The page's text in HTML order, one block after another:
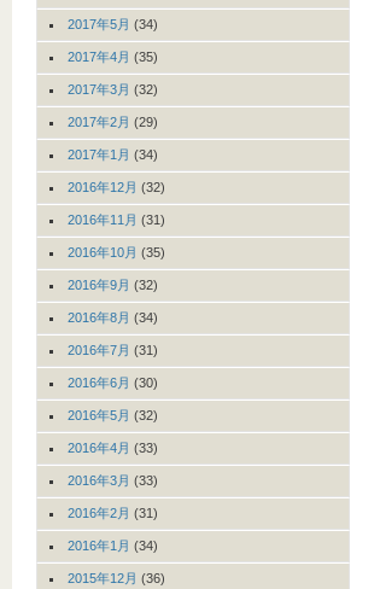
2017年5月 (34)
2017年4月 (35)
2017年3月 (32)
2017年2月 (29)
2017年1月 (34)
2016年12月 (32)
2016年11月 (31)
2016年10月 (35)
2016年9月 (32)
2016年8月 (34)
2016年7月 (31)
2016年6月 (30)
2016年5月 (32)
2016年4月 (33)
2016年3月 (33)
2016年2月 (31)
2016年1月 (34)
2015年12月 (36)